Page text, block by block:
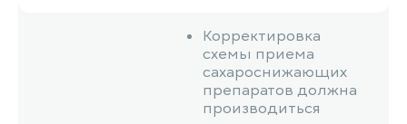
Корректировка
схемы приема
сахароснижающих
препаратов должна
производиться